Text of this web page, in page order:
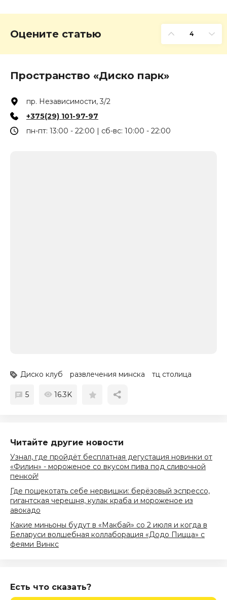
Оцените статью 4
Пространство «Диско парк»
пр. Независимости, 3/2
+375(29) 101-97-97
пн-пт: 13:00 - 22:00 | сб-вс: 10:00 - 22:00
Диско клуб развлечения минска тц столица
5 16.3K
Читайте другие новости
Узнал, где пройдёт бесплатная дегустация новинки от
«Филин» - мороженое со вкусом пива под сливочной
пенкой!
Где пощекотать себе нервишки: берёзовый эспрессо,
гигантская черешня, кулак краба и мороженое из
авокадо
Какие миньоны будут в «Макбай» со 2 июля и когда в
Беларуси волшебная коллаборация «Додо Пицца» с
феями Винкс
Есть что сказать?